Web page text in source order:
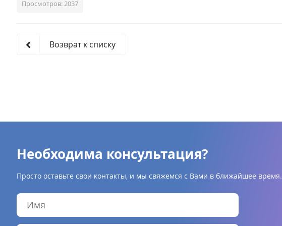
Просмотров: 2037
Возврат к списку
Необходима консультация?
Просто оставьте свои контакты, и мы свяжемся с Вами в ближайшее время.